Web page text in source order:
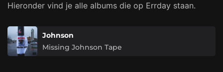
Hieronder vind je alle albums die op Errday staan.
Johnson
Missing Johnson Tape